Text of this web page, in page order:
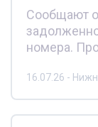
Сообщают
номера.
16.07.26 -